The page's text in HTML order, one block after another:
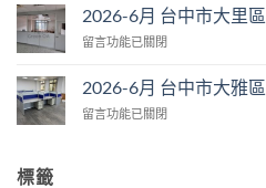
中
市
里
中
月
台
市
里
2026-6月 台中市大里區
在
月
台
留言功能已關閉
2026-6月 台中市大雅區
在
留言功能已關閉
標籤